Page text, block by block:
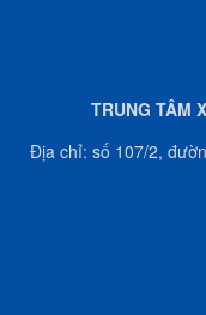
TRUNG TÂM
Địa chỉ: số 107/2,